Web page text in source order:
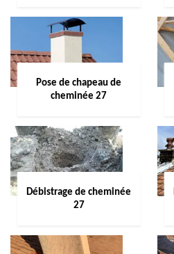
Pose de chapeau de
cheminée 27
Débistrage de cheminée
27